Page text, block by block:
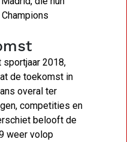
sportjaar 2018,
de toekomst in
overal ter
competities en
belooft de
weer volop